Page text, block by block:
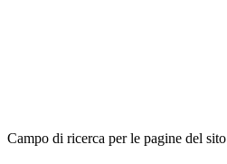
Campo di ricerca per le pagine del sito